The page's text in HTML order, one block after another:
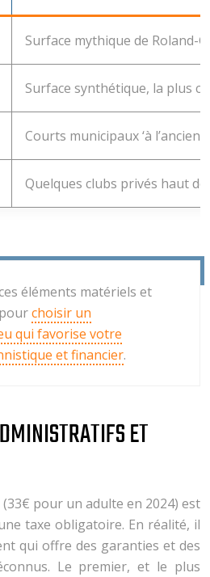
Surface mythique de Roland-
Surface synthétique, la plus
Courts municipaux ‘à
Quelques clubs privés haut
éléments matériels et
choisir un
qui favorise votre
et financier.
ET
(33€ pour un adulte en 2024) est
taxe obligatoire. En réalité, il
qui offre des garanties et des
Le premier, et le plus